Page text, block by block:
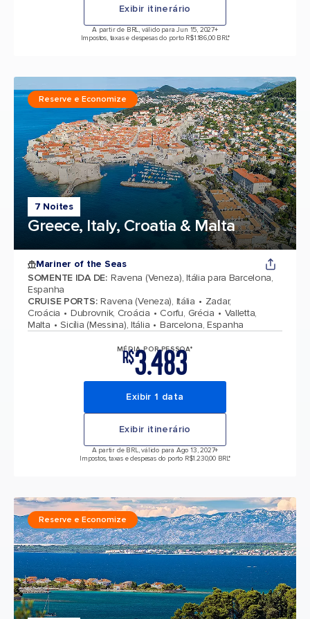
Exibir itinerário
A partir de BRL, válido para Jun 15, 2027+
Impostos, taxas e despesas do porto R$1.186,00 BRL*
7 Noites
Greece, Italy, Croatia & Malta
Reserve e Economize
Mariner of the Seas
SOMENTE IDA DE: Ravena (Veneza), Itália para Barcelona,
Espanha
CRUISE PORTS: Ravena (Veneza), Itália
Zadar,
Croácia
Dubrovnik, Croácia Corfu, Grécia
Valletta,
Malta
Sicília (Messina), Itália Barcelona, Espanha
MÉDIA POR PESSOA*
R$3.483
Exibir 1 data
Exibir itinerário
A partir de BRL, válido para Ago 13, 2027+
Impostos, taxas e despesas do porto R$1.230,00 BRL*
Reserve e Economize